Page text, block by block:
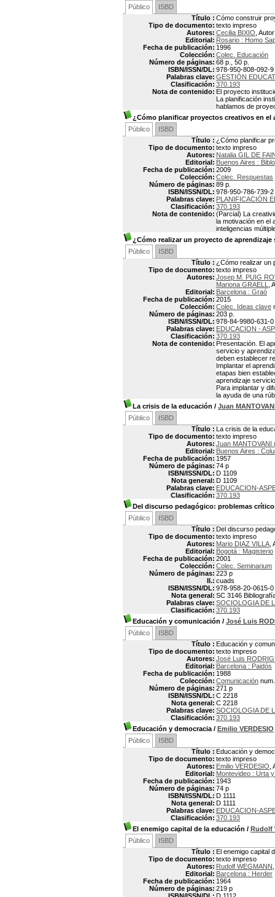
Público
ISBD
Título : Cómo construir
Tipo de documento: texto impreso
Autores: Cecilia BIXIO , Autor
Editorial: Rosario : Homo
Fecha de publicación: 1996
Colección: Colec. Educación
Número de páginas: 68 p., 50 p.
ISBN/ISSN/DL: 978-950-808-092-9
Palabras clave: GESTIÓN
Clasificación: 370.193
Nota de contenido: El proyecto
La planificación
hablamos de
¿Cómo planificar proyectos creativos en el
Público
ISBD
Título : ¿Cómo planificar
Tipo de documento: texto impreso
Autores: Natalia GIL DE
Editorial: Buenos Aires :
Fecha de publicación: 2009
Colección: Colec. Respuestas
Número de páginas: 89 p.
ISBN/ISSN/DL: 978-950-786-739-2
Palabras clave: PLANIFICACIÓN
Clasificación: 370.193
Nota de contenido: (Parcial) La
la motivación en el
inteligencias
¿Cómo realizar un proyecto de aprendizaje
Público
ISBD
Título : ¿Cómo realizar un
Tipo de documento: texto impreso
Autores: Josep M. PUIG
Mariona GRAELL
,
Editorial: Barcelona : Graó
Fecha de publicación: 2015
Colección: Colec. Ideas clave
Número de páginas: 203 p.
ISBN/ISSN/DL: 978-84-9980-631-0
Palabras clave: EDUCACION -
Clasificación: 370.193
Nota de contenido: Presentación. El
servicio y
deben establecer
Implantar el
etapas bien
aprendizaje
Para implantar y
la ayuda de una
La crisis de la educación / Juan
Público
ISBD
Título : La crisis de la
Tipo de documento: texto impreso
Autores: Juan MANTOVANI
Editorial: Buenos Aires :
Fecha de publicación: 1957
Número de páginas: 74 p
ISBN/ISSN/DL: D 1109
Nota general: D 1109
Palabras clave: EDUCACION-
Clasificación: 370.193
Del discurso pedagógico: problemas
Público
ISBD
Título : Del discurso
Tipo de documento: texto impreso
Autores: Mario DIAZ VILLA ,
Editorial: Bogotá : Magisterio
Fecha de publicación: 2001
Colección: Colec. Seminarium
Número de páginas: 223 p
Il.: cuads
ISBN/ISSN/DL: 978-958-20-0615-0
Nota general: SC 3146
Palabras clave: SOCIOLOGIA DE
Clasificación: 370.193
Educación y comunicación / José Luis
Público
ISBD
Título : Educación y
Tipo de documento: texto impreso
Autores: José Luis
Editorial: Barcelona : Paidós
Fecha de publicación: 1988
Colección: Comunicación
Número de páginas: 271 p
ISBN/ISSN/DL: C 2218
Nota general: C 2218
Palabras clave: SOCIOLOGIA DE
Clasificación: 370.193
Educación y democracia / Emilio VERDESIO
Público
ISBD
Título : Educación y
Tipo de documento: texto impreso
Autores: Emilio VERDESIO ,
Editorial: Montevideo : Urta
Fecha de publicación: 1943
Número de páginas: 74 p
ISBN/ISSN/DL: D 1111
Nota general: D 1111
Palabras clave: EDUCACION-
Clasificación: 370.193
El enemigo capital de la educación / Rudolf
Público
ISBD
Título : El enemigo capital
Tipo de documento: texto impreso
Autores: Rudolf WEGMANN
Editorial: Barcelona : Herder
Fecha de publicación: 1964
Número de páginas: 219 p